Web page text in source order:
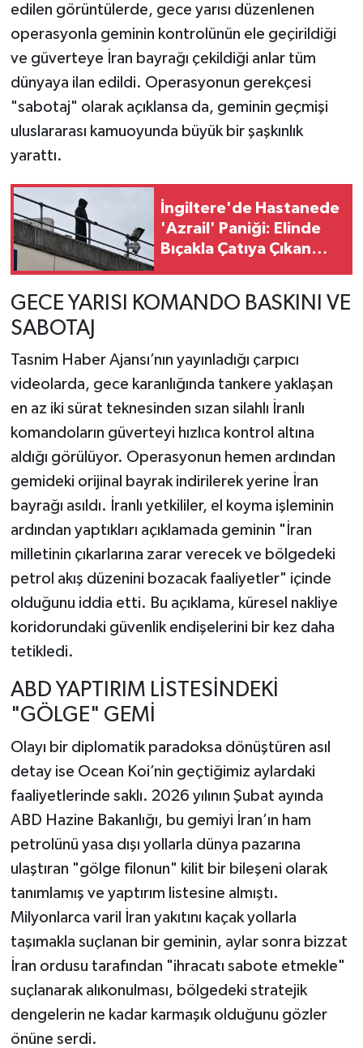
edilen görüntülerde, gece yarısı düzenlenen
operasyonla geminin kontrolünün ele geçirildiği
ve güverteye İran bayrağı çekildiği anlar tüm
dünyaya ilan edildi. Operasyonun gerekçesi
"sabotaj" olarak açıklansa da, geminin geçmişi
uluslararası kamuoyunda büyük bir şaşkınlık
yarattı.
İngiltere'de Hastanede
'Azrail' Paniği: Elinde
Bıçakla Çatıya Çıkan
GECE YARISI KOMANDO BASKINI VE
SABOTAJ
Tasnim Haber Ajansı’nın yayınladığı çarpıcı
videolarda, gece karanlığında tankere yaklaşan
en az iki sürat teknesinden sızan silahlı İranlı
komandoların güverteyi hızlıca kontrol altına
aldığı görülüyor. Operasyonun hemen ardından
gemideki orijinal bayrak indirilerek yerine İran
bayrağı asıldı. İranlı yetkililer, el koyma işleminin
ardından yaptıkları açıklamada geminin "İran
milletinin çıkarlarına zarar verecek ve bölgedeki
petrol akış düzenini bozacak faaliyetler" içinde
olduğunu iddia etti. Bu açıklama, küresel nakliye
koridorundaki güvenlik endişelerini bir kez daha
tetikledi.
ABD YAPTIRIM LİSTESİNDEKİ
"GÖLGE" GEMİ
Olayı bir diplomatik paradoksa dönüştüren asıl
detay ise Ocean Koi’nin geçtiğimiz aylardaki
faaliyetlerinde saklı. 2026 yılının Şubat ayında
ABD Hazine Bakanlığı, bu gemiyi İran’ın ham
petrolünü yasa dışı yollarla dünya pazarına
ulaştıran "gölge filonun" kilit bir bileşeni olarak
tanımlamış ve yaptırım listesine almıştı.
Milyonlarca varil İran yakıtını kaçak yollarla
taşımakla suçlanan bir geminin, aylar sonra bizzat
İran ordusu tarafından "ihracatı sabote etmekle"
suçlanarak alıkonulması, bölgedeki stratejik
dengelerin ne kadar karmaşık olduğunu gözler
önüne serdi.